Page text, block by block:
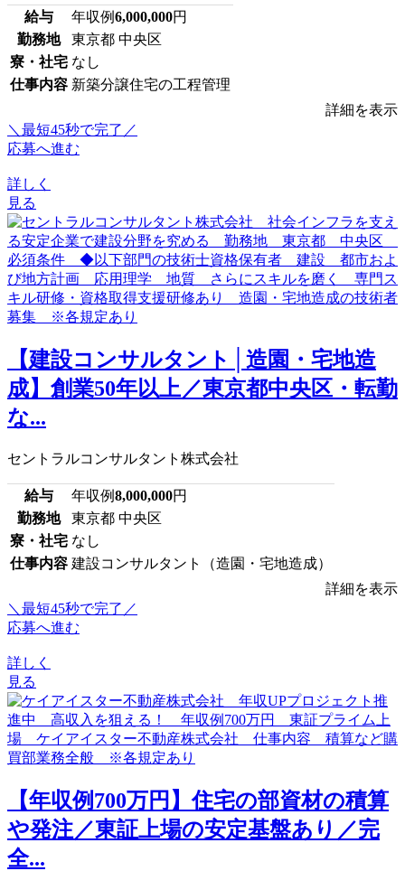
給与 年収例6,000,000円
勤務地
東京都 中央区
寮・社宅 なし
仕事内容 新築分譲住宅の工程管理
詳細を表示
＼最短45秒で完了／
応募へ進む
詳しく
見る
【建設コンサルタント│造園・宅地造
成】創業50年以上／東京都中央区・転勤
な...
セントラルコンサルタント株式会社
給与 年収例8,000,000円
勤務地
東京都 中央区
寮・社宅 なし
仕事内容 建設コンサルタント（造園・宅地造成）
詳細を表示
＼最短45秒で完了／
応募へ進む
詳しく
見る
【年収例700万円】住宅の部資材の積算
や発注／東証上場の安定基盤あり／完
全...